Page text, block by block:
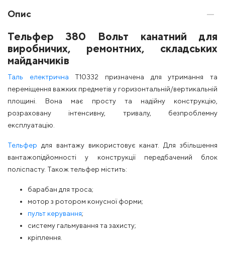
Опис
Тельфер 380 Вольт канатний для
виробничих, ремонтних, складських
майданчиків
Таль електрична Т10332 призначена для утримання та
переміщення важких предметів у горизонтальній/вертикальній
площині. Вона має просту та надійну конструкцію,
розраховану інтенсивну, тривалу, безпроблемну
експлуатацію.
Тельфер для вантажу використовує канат. Для збільшення
вантажопідйомності у конструкції передбачений блок
поліспасту. Також тельфер містить:
барабан для троса;
мотор з ротором конусної форми;
пульт керування;
систему гальмування та захисту;
кріплення.